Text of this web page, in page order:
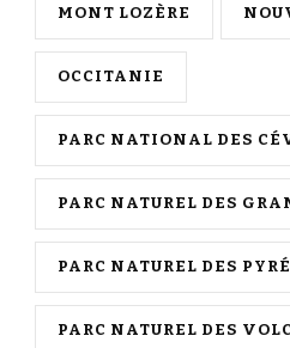
MONT LOZÈRE
OCCITANIE
PARC NATIONAL DES
PARC NATUREL DES
PARC NATUREL DES
PARC NATUREL DES